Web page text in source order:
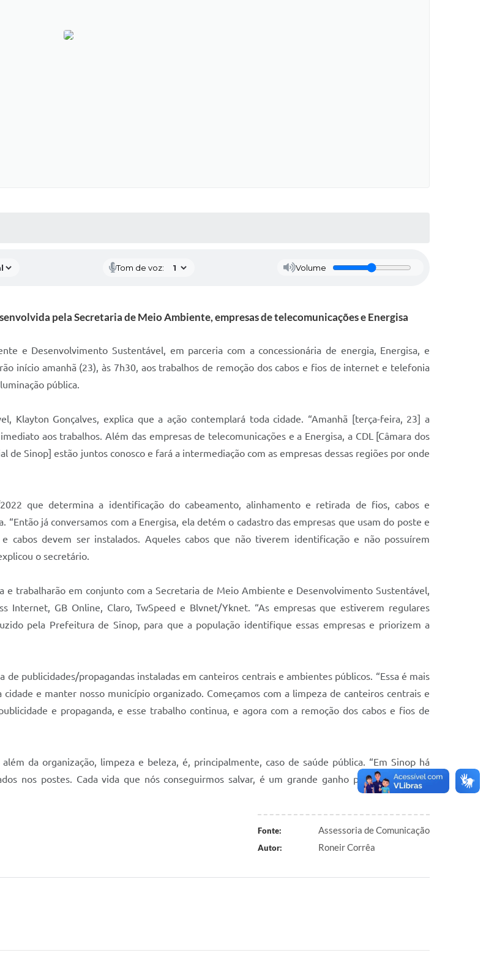
Tom de voz: Volume
pela Secretaria de Meio Ambiente, empresas de telecomunicações e Energisa
e Desenvolvimento Sustentável, em parceria com a concessionária de energia, Energisa, e
início amanhã (23), às 7h30, aos trabalhos de remoção dos cabos e fios de internet e telefonia
pública.
Klayton Gonçalves, explica que a ação contemplará toda cidade. “Amanhã [terça-feira, 23] a
aos trabalhos. Além das empresas de telecomunicações e a Energisa, a CDL [Câmara dos
de Sinop] estão juntos conosco e fará a intermediação com as empresas dessas regiões por onde
que determina a identificação do cabeamento, alinhamento e retirada de fios, cabos e
já conversamos com a Energisa, ela detém o cadastro das empresas que usam do poste e
devem ser instalados. Aqueles cabos que não tiverem identificação e não possuírem
o secretário.
trabalharão em conjunto com a Secretaria de Meio Ambiente e Desenvolvimento Sustentável,
Internet, GB Online, Claro, TwSpeed e Blvnet/Yknet. “As empresas que estiverem regulares
pela Prefeitura de Sinop, para que a população identifique essas empresas e priorizem a
publicidades/propagandas instaladas em canteiros centrais e ambientes públicos. “Essa é mais
e manter nosso município organizado. Começamos com a limpeza de canteiros centrais e
e propaganda, e esse trabalho continua, e agora com a remoção dos cabos e fios de
da organização, limpeza e beleza, é, principalmente, caso de saúde pública. “Em Sinop há
nos postes. Cada vida que nós conseguirmos salvar, é um grande ganho para população e
Fonte: Assessoria de Comunicação
Autor: Roneir Corrêa